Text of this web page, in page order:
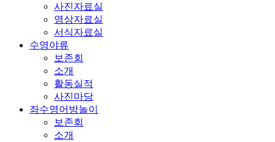
사진자료실
영상자료실
서식자료실
수영야류
보존회
소개
활동실적
사진마당
좌수영어방놀이
보존회
소개